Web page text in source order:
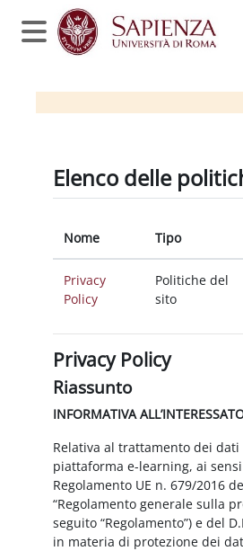
Vai al contenuto principale
Pannello laterale
Elenco delle
Nome Tipo
Privacy
Policy
Politiche del
sito
Privacy Policy
Riassunto
INFORMATIVA
Relativa al trattamento dei dati
piattaforma e-learning, ai sensi
Regolamento UE n. 679/2016
“Regolamento generale sulla
seguito “Regolamento”) e del
in materia di protezione dei